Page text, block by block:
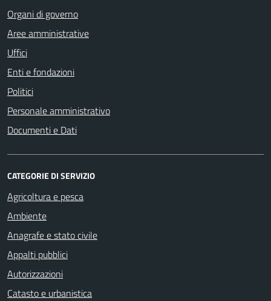
Organi di governo
Aree amministrative
Uffici
Enti e fondazioni
Politici
Personale amministrativo
Documenti e Dati
CATEGORIE DI SERVIZIO
Agricoltura e pesca
Ambiente
Anagrafe e stato civile
Appalti pubblici
Autorizzazioni
Catasto e urbanistica